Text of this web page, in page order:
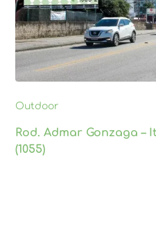
Outdoor
Rod. Admar Gonzaga
(1055)